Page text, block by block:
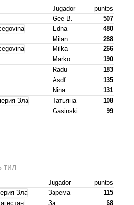
Jugador
puntos
Gee B.
507
Edna
480
Milan
288
Milka
266
Marko
190
Radu
183
Asdf
135
Nina
131
Татьяна
108
Gasinski 99
тил
Jugador
puntos
Зарема
115
За
68